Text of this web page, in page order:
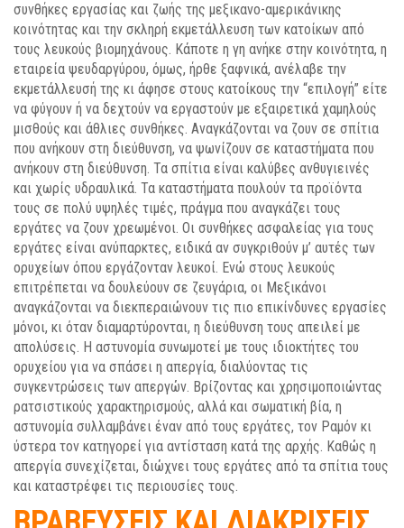
συνθήκες εργασίας και ζωής της μεξικανο-αμερικάνικης
κοινότητας και την σκληρή εκμετάλλευση των κατοίκων από
τους λευκούς βιομηχάνους. Κάποτε η γη ανήκε στην κοινότητα, η
εταιρεία ψευδαργύρου, όμως, ήρθε ξαφνικά, ανέλαβε την
εκμετάλλευσή της κι άφησε στους κατοίκους την “επιλογή” είτε
να φύγουν ή να δεχτούν να εργαστούν με εξαιρετικά χαμηλούς
μισθούς και άθλιες συνθήκες. Αναγκάζονται να ζουν σε σπίτια
που ανήκουν στη διεύθυνση, να ψωνίζουν σε καταστήματα που
ανήκουν στη διεύθυνση. Τα σπίτια είναι καλύβες ανθυγιεινές
και χωρίς υδραυλικά. Τα καταστήματα πουλούν τα προϊόντα
τους σε πολύ υψηλές τιμές, πράγμα που αναγκάζει τους
εργάτες να ζουν χρεωμένοι. Οι συνθήκες ασφαλείας για τους
εργάτες είναι ανύπαρκτες, ειδικά αν συγκριθούν μ’ αυτές των
ορυχείων όπου εργάζονταν λευκοί. Ενώ στους λευκούς
επιτρέπεται να δουλεύουν σε ζευγάρια, οι Μεξικάνοι
αναγκάζονται να διεκπεραιώνουν τις πιο επικίνδυνες εργασίες
μόνοι, κι όταν διαμαρτύρονται, η διεύθυνση τους απειλεί με
απολύσεις. Η αστυνομία συνωμοτεί με τους ιδιοκτήτες του
ορυχείου για να σπάσει η απεργία, διαλύοντας τις
συγκεντρώσεις των απεργών. Βρίζοντας και χρησιμοποιώντας
ρατσιστικούς χαρακτηρισμούς, αλλά και σωματική βία, η
αστυνομία συλλαμβάνει έναν από τους εργάτες, τον Ραμόν κι
ύστερα τον κατηγορεί για αντίσταση κατά της αρχής. Καθώς η
απεργία συνεχίζεται, διώχνει τους εργάτες από τα σπίτια τους
και καταστρέφει τις περιουσίες τους.